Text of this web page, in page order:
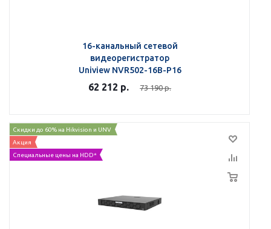
16-канальный сетевой
видеорегистратор
Uniview NVR502-16B-P16
62 212 р. 73 190р.
Скидки до 60% на Hikvision и UNV
Акция
Специальные цены на HDD*